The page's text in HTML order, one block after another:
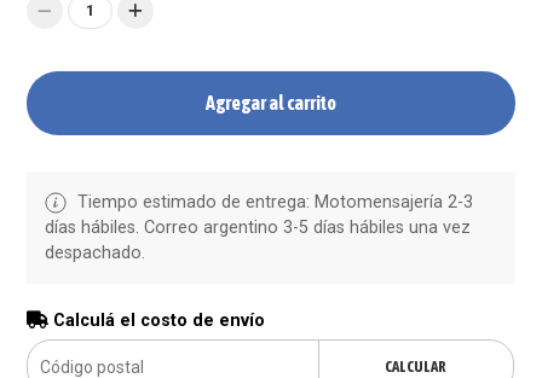
1
Agregar al carrito
Tiempo estimado de entrega: Motomensajería 2-3
días hábiles. Correo argentino 3-5 días hábiles una vez
despachado.
Calculá el costo de envío
CALCULAR